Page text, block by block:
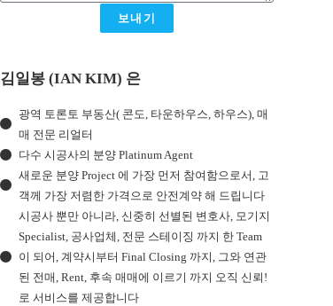
보내기
김일봉 (IAN KIM) 은
광역 토론토 부동산( 콘도, 타운하우스, 하우스), 매
매 전문 리얼터
다수 시공사의 분양 Platinum Agent
새로운 분양 Project 에 가장 먼저 참여함으로서, 고
객께 가장 저렴한 가격으로 안전계약 해 드립니다
시공사 뿐만 아니라, 신중히 선별된 변호사, 모기지
Specialist, 공사업체, 전문 스테이징 까지 한 Team
이 되어, 계약시부터 Final Closing 까지, 그와 연관
된 전매, Rent, 후속 매매에 이르기 까지 오직 신뢰!
로 서비스를 제공합니다